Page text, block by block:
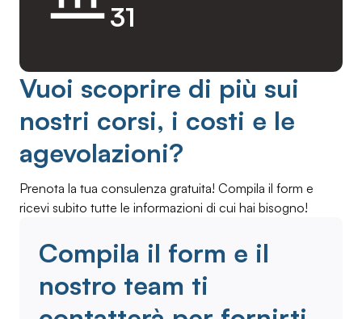
31
Vuoi scoprire di più sui
nostri corsi, i costi e le
agevolazioni?
Prenota la tua consulenza gratuita! Compila il form e
ricevi subito tutte le informazioni di cui hai bisogno!
Compila il form e il
nostro team ti